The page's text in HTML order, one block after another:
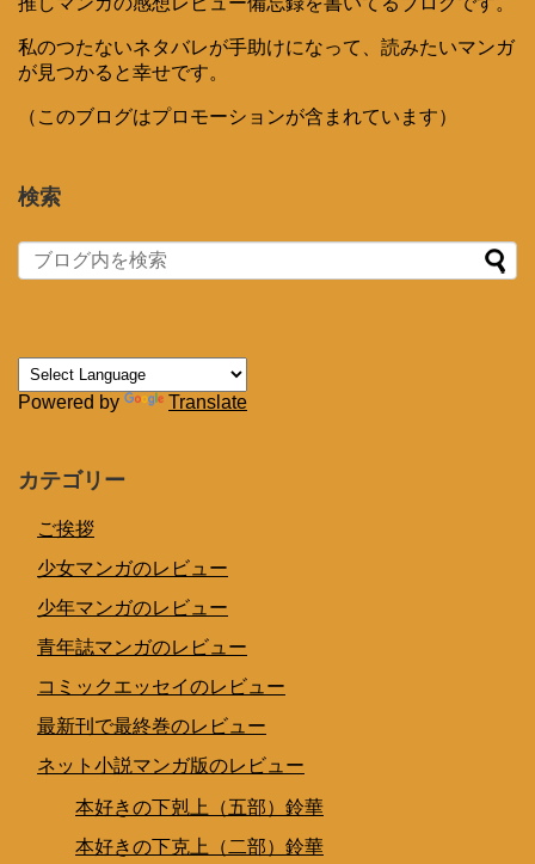
私のつたないネタバレが手助けになって、読みたいマンガ
が見つかると幸せです。
（このブログはプロモーションが含まれています）
検索
Powered by Translate
カテゴリー
ご挨拶
少女マンガのレビュー
少年マンガのレビュー
青年誌マンガのレビュー
コミックエッセイのレビュー
最新刊で最終巻のレビュー
ネット小説マンガ版のレビュー
本好きの下剋上（五部）鈴華
本好きの下克上（二部）鈴華